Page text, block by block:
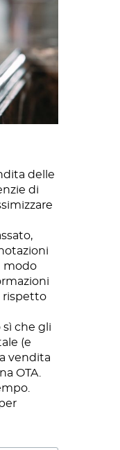
delle
di
modo
rispetto
che gli
(e
vendita
OTA.